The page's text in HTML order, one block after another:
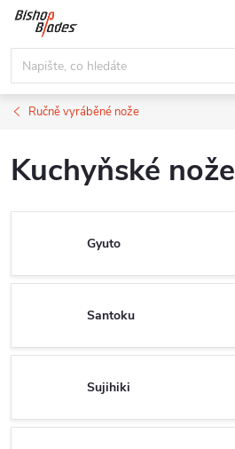
Přejít
obsah
Ručně vyráběné nože
Kuchyňské nože
Gyuto
Santoku
Sujihiki